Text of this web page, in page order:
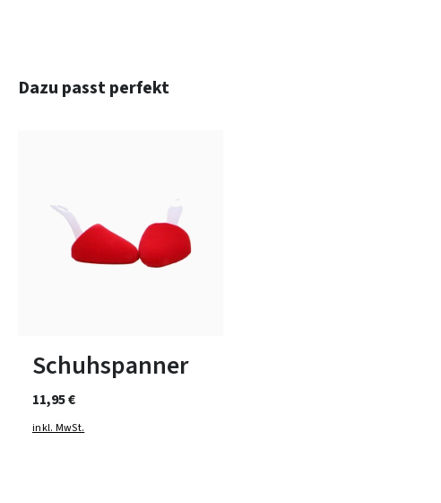
Produktgalerie überspringen
Dazu passt perfekt
Schuhspanner
11,95 €
inkl. MwSt.